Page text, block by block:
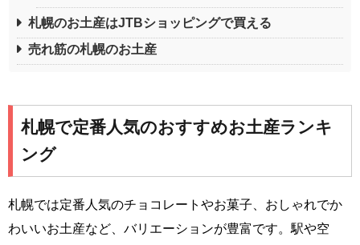
札幌のお土産はJTBショッピングで買える
売れ筋の札幌のお土産
札幌で定番人気のおすすめお土産ランキ
ング
札幌では定番人気のチョコレートやお菓子、おしゃれでか
わいいお土産など、バリエーションが豊富です。駅や空